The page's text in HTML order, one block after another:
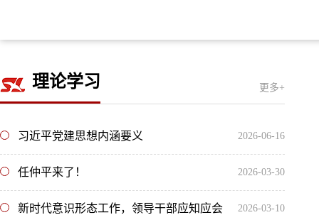
理论学习 更多+
习近平党建思想内涵要义 2026-06-16
任仲平来了！ 2026-03-30
新时代意识形态工作，领导干部应知应会 2026-03-10